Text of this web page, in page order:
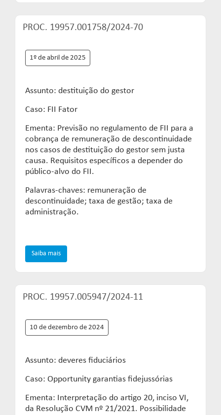
PROC. 19957.001758/2024-70
1º de abril de 2025
Assunto: destituição do gestor
Caso: FII Fator
Ementa: Previsão no regulamento de FII para a
cobrança de remuneração de descontinuidade
nos casos de destituição do gestor sem justa
causa. Requisitos específicos a depender do
público-alvo do FII.
Palavras-chaves: remuneração de
descontinuidade; taxa de gestão; taxa de
administração.
Saiba mais
PROC. 19957.005947/2024-11
10 de dezembro de 2024
Assunto: deveres fiduciários
Caso: Opportunity garantias fidejussórias
Ementa: Interpretação do artigo 20, inciso VI,
da Resolução CVM nº 21/2021. Possibilidade